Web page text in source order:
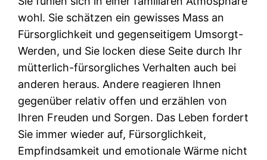
wohl. Sie schätzen ein gewisses Mass an
Fürsorglichkeit und gegenseitigem Umsorgt-
Werden, und Sie locken diese Seite durch Ihr
mütterlich-fürsorgliches Verhalten auch bei
anderen heraus. Andere reagieren Ihnen
gegenüber relativ offen und erzählen von
Ihren Freuden und Sorgen. Das Leben fordert
Sie immer wieder auf, Fürsorglichkeit,
Empfindsamkeit und emotionale Wärme nicht